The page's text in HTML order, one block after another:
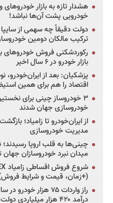
هشدار تازه به بازار
خودرویی پشت آن‌ها نباشد!
دولت دقیقاً چه سهمی از سایپا
ترکیب مالکان دومین
رکوردشکنی فروش خودروهای
بازار خودرو در ۶ سال اخیر
پزشکیان: بعد از ایران‌خودرو،
اقتصاد را هم برای همین
خودروسازی جهان شدند
از ایران‌خودرو تا زامیاد؛
مدیریت خودروسازی
میدان نبرد خودروسازان
(+زمان، قیمت و شرایط
درآمد ۴۲۰ هزار میلیاردی دولت؟